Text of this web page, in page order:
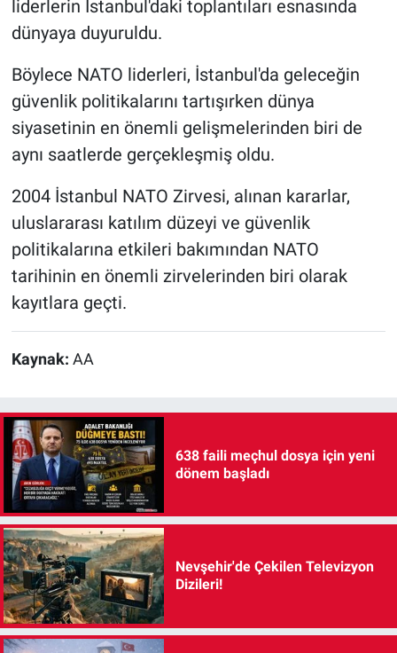
liderlerin İstanbul'daki toplantıları esnasında
dünyaya duyuruldu.
Böylece NATO liderleri, İstanbul'da geleceğin
güvenlik politikalarını tartışırken dünya
siyasetinin en önemli gelişmelerinden biri de
aynı saatlerde gerçekleşmiş oldu.
2004 İstanbul NATO Zirvesi, alınan kararlar,
uluslararası katılım düzeyi ve güvenlik
politikalarına etkileri bakımından NATO
tarihinin en önemli zirvelerinden biri olarak
kayıtlara geçti.
Kaynak: AA
638 faili meçhul dosya için yeni
dönem başladı
Nevşehir'de Çekilen Televizyon
Dizileri!